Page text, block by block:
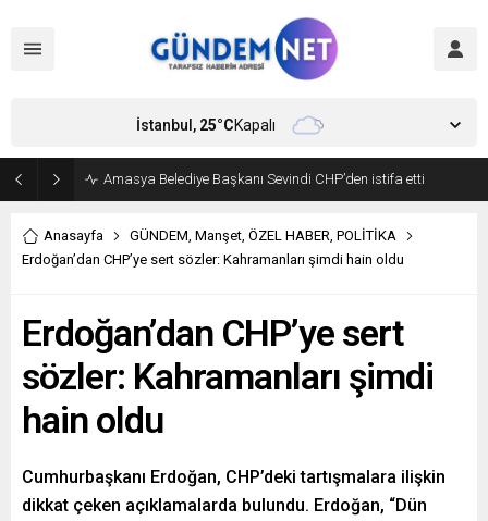
Amasya Belediye Başkanı Sevindi CHP’den istifa etti
İstanbul, 25°CKapalı
Anasayfa GÜNDEM, Manşet, ÖZEL HABER, POLİTİKA
Erdoğan’dan CHP’ye sert sözler: Kahramanları şimdi hain oldu
Erdoğan’dan CHP’ye sert
sözler: Kahramanları şimdi
hain oldu
Cumhurbaşkanı Erdoğan, CHP’deki tartışmalara ilişkin
dikkat çeken açıklamalarda bulundu. Erdoğan, “Dün